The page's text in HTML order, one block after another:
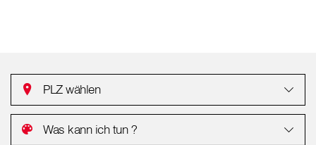
PLZ wählen
Was kann ich tun ?